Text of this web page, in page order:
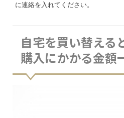
に連絡を入れてください。
自宅を買い替える
購入にかかる金額